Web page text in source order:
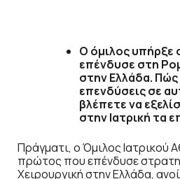
Ο όμιλος
επένδυσε στη
στην Ελλάδα.
επενδύσεις σε
βλέπετε να
στην Ιατρική τα
Πράγματι, ο Όμιλος Ιατρικού
πρώτος που επένδυσε
Χειρουργική στην Ελλάδα,